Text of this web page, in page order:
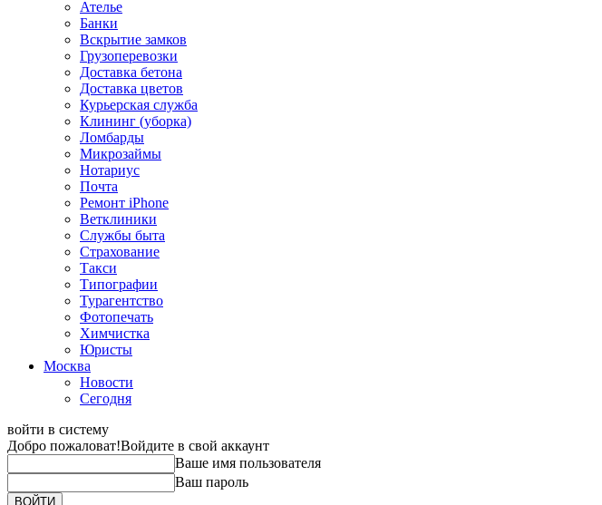
Ателье
Банки
Вскрытие замков
Грузоперевозки
Доставка бетона
Доставка цветов
Курьерская служба
Клининг (уборка)
Ломбарды
Микрозаймы
Нотариус
Почта
Ремонт iPhone
Ветклиники
Службы быта
Страхование
Такси
Типографии
Турагентство
Фотопечать
Химчистка
Юристы
Москва
Новости
Сегодня
войти в систему
Добро пожаловат!Войдите в свой аккаунт
Ваше имя пользователя
Ваш пароль